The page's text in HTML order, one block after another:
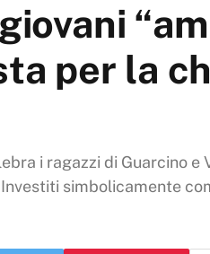
per la
i ragazzi di Guarcino
simbolicamente